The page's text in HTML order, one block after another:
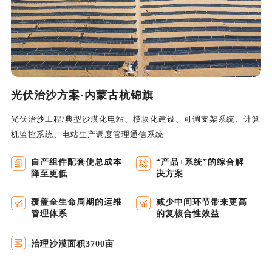
光伏治沙方案·内蒙古杭锦旗
光伏治沙工程/典型沙漠化电站、模块化建设、可调支架系统、计算
机监控系统、电站生产调度管理通信系统
自产组件配套使总成本
降至更低
“产品+系统”的综合解
决方案
覆盖全生命周期的运维
管理体系
减少中间环节带来更高
的复核合性效益
治理沙漠面积3700亩